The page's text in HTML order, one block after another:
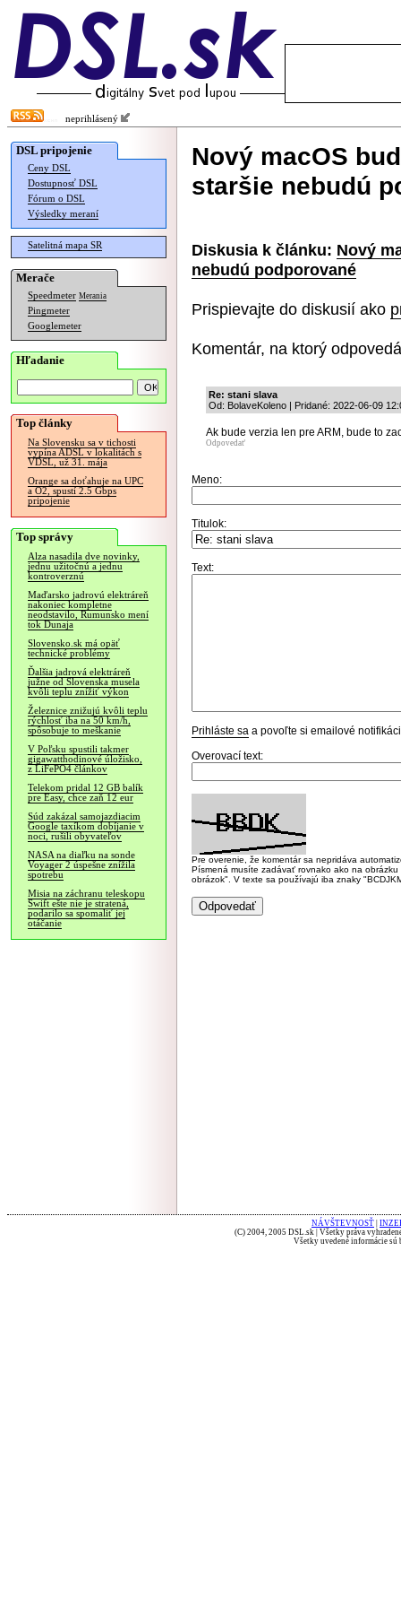
neprihlásený
DSL pripojenie
Ceny DSL
Dostupnosť DSL
Fórum o DSL
Výsledky meraní
Satelitná mapa SR
Merače
Speedmeter Merania
Pingmeter
Googlemeter
Hľadanie
Top články
Na Slovensku sa v tichosti
vypína ADSL v lokalitách s
VDSL, už 31. mája
Orange sa doťahuje na UPC
a O2, spustí 2.5 Gbps
pripojenie
Top správy
Alza nasadila dve novinky,
jednu užitočnú a jednu
kontroverznú
Maďarsko jadrovú elektráreň
nakoniec kompletne
neodstavilo, Rumunsko mení
tok Dunaja
Slovensko.sk má opäť
technické problémy
Ďalšia jadrová elektráreň
južne od Slovenska musela
kvôli teplu znížiť výkon
Železnice znižujú kvôli teplu
rýchlosť iba na 50 km/h,
spôsobuje to meškanie
V Poľsku spustili takmer
gigawatthodinové úložisko,
z LiFePO4 článkov
Telekom pridal 12 GB balík
pre Easy, chce zaň 12 eur
Súd zakázal samojazdiacim
Google taxíkom dobíjanie v
noci, rušili obyvateľov
NASA na diaľku na sonde
Voyager 2 úspešne znížila
spotrebu
Misia na záchranu teleskopu
Swift ešte nie je stratená,
podarilo sa spomaliť jej
otáčanie
Nový macOS
staršie nebudú
Diskusia k článku: Nový
nebudú podporované
Prispievajte do diskusií ako
Komentár, na ktorý
Re: stani slava
Od: BolaveKoleno | Pridané: 2022-06-09
Ak bude verzia len pre ARM, bude to
Odpovedať
Meno:
Titulok:
Text:
Prihláste sa a povoľte si emailové
Overovací text:
Pre overenie, že komentár sa nepridáva
Písmená musíte zadávať rovnako ako na
obrázok". V texte sa používajú iba znaky
NÁVŠTEVNOSŤ
(C) 2004, 2005 DSL.sk | Všetky práva
Všetky uvedené informácie sú